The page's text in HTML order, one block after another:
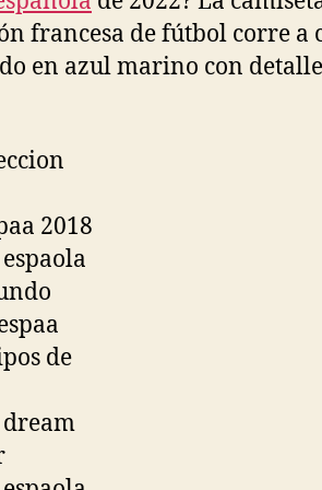
francesa de fútbol corre a
en azul marino con